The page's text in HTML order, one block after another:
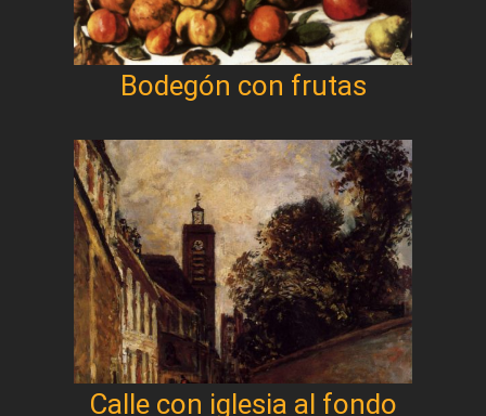
Bodegón con frutas
Calle con iglesia al fondo